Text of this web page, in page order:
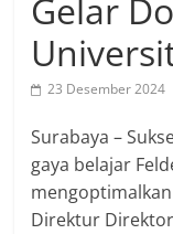
Gelar
23 Desember 2024
Surabaya –
gaya belajar
Direktur